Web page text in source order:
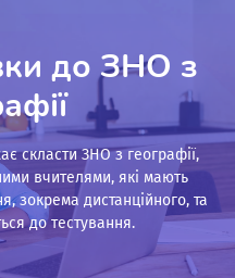
до ЗНО з
скласти ЗНО з географії,
вчителями, які мають
зокрема дистанційного, та
до тестування.